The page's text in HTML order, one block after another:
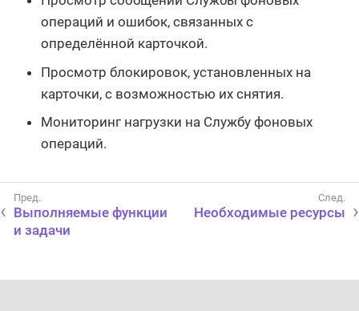
операций и ошибок, связанных с
определённой карточкой.
Просмотр блокировок, установленных на
карточки, с возможностью их снятия.
Мониторинг нагрузки на Службу фоновых
операций.
Выполняемые функции
и задачи
Необходимые ресурсы